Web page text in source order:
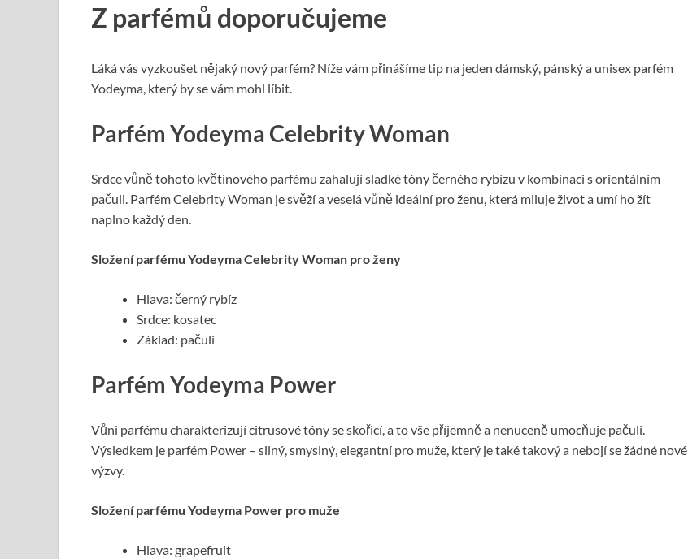
Z parfémů doporučujeme
Láká vás vyzkoušet nějaký nový parfém? Níže vám přinášíme tip na jeden dámský, pánský a unisex parfém
Yodeyma, který by se vám mohl líbit.
Parfém Yodeyma Celebrity Woman
Srdce vůně tohoto květinového parfému zahalují sladké tóny černého rybízu v kombinaci s orientálním
pačuli. Parfém Celebrity Woman je svěží a veselá vůně ideální pro ženu, která miluje život a umí ho žít
naplno každý den.
Složení parfému Yodeyma Celebrity Woman pro ženy
Hlava: černý rybíz
Srdce: kosatec
Základ: pačuli
Parfém Yodeyma Power
Vůni parfému charakterizují citrusové tóny se skořicí, a to vše příjemně a nenuceně umocňuje pačuli.
Výsledkem je parfém Power – silný, smyslný, elegantní pro muže, který je také takový a nebojí se žádné nové
výzvy.
Složení parfému Yodeyma Power pro muže
Hlava: grapefruit